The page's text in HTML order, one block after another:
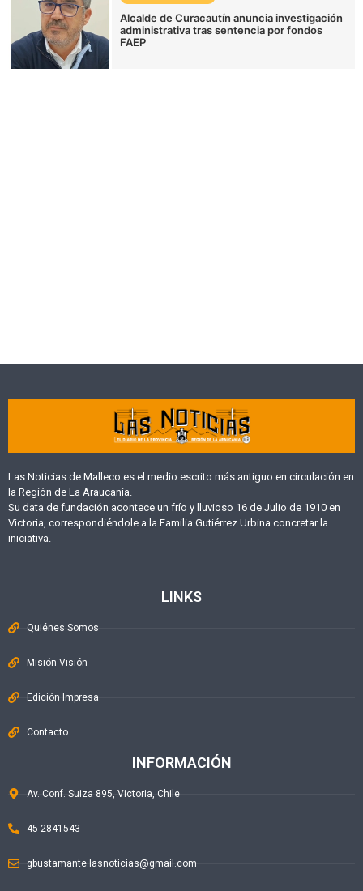
Alcalde de Curacautín anuncia investigación
administrativa tras sentencia por fondos
FAEP
Las Noticias de Malleco es el medio escrito más antiguo en circulación en
la Región de La Araucanía.
Su data de fundación acontece un frío y lluvioso 16 de Julio de 1910 en
Victoria, correspondiéndole a la Familia Gutiérrez Urbina concretar la
iniciativa.
LINKS
Quiénes Somos
Misión Visión
Edición Impresa
Contacto
INFORMACIÓN
Av. Conf. Suiza 895, Victoria, Chile
45 2841543
gbustamante.lasnoticias@gmail.com